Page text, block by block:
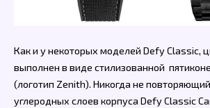
Как и у некоторых моделей Defy Classic,
выполнен в виде стилизованной
(логотип Zenith). Никогда не
углеродных слоев корпуса Defy Classic